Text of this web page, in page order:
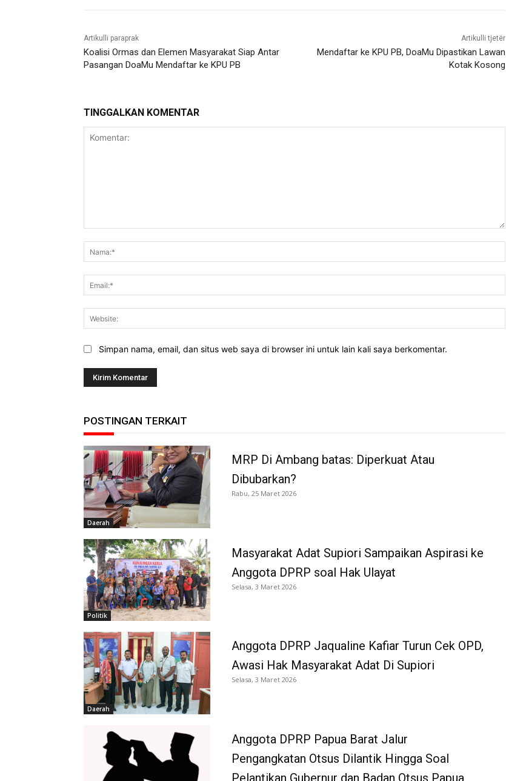
Artikulli paraprak
Koalisi Ormas dan Elemen Masyarakat Siap Antar
Pasangan DoaMu Mendaftar ke KPU PB
Artikulli tjetër
Mendaftar ke KPU PB, DoaMu Dipastikan Lawan
Kotak Kosong
TINGGALKAN KOMENTAR
Simpan nama, email, dan situs web saya di browser ini untuk lain kali saya berkomentar.
POSTINGAN TERKAIT
Daerah
MRP Di Ambang batas: Diperkuat Atau
Dibubarkan?
Rabu, 25 Maret 2026
Politik
Masyarakat Adat Supiori Sampaikan Aspirasi ke
Anggota DPRP soal Hak Ulayat
Selasa, 3 Maret 2026
Daerah
Anggota DPRP Jaqualine Kafiar Turun Cek OPD,
Awasi Hak Masyarakat Adat Di Supiori
Selasa, 3 Maret 2026
Anggota DPRP Papua Barat Jalur
Pengangkatan Otsus Dilantik Hingga Soal
Pelantikan Gubernur dan Badan Otsus Papua